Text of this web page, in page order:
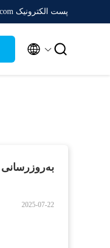
پست الکترونیک cici@cnheiu.com
 
به‌روزرسانی
2025-07-22